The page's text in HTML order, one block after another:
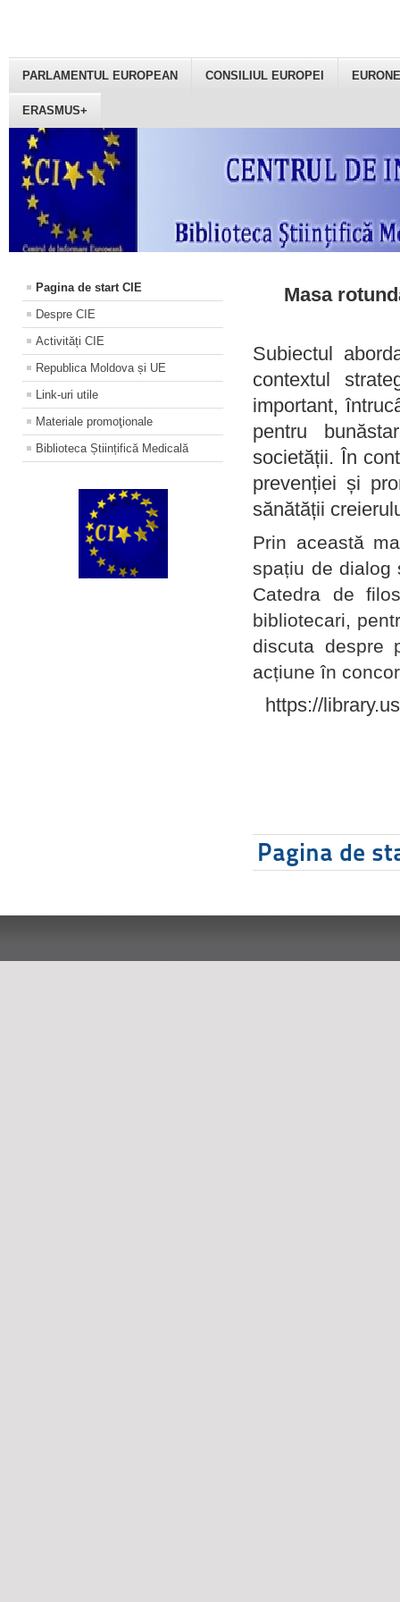
PARLAMENTUL EUROPEAN CONSILIUL EUROPEI
ERASMUS+
Pagina de start CIE
Despre CIE
Activități CIE
Republica Moldova și UE
Link-uri utile
Materiale promoţionale
Biblioteca Științifică Medicală
Masa
Subiectul
contextul
important,
pentru
societății. În
prevenției și
sănătății
Prin această
spațiu de dialog
Catedra de
bibliotecari,
discuta despre
acțiune în
https://
Pagina de